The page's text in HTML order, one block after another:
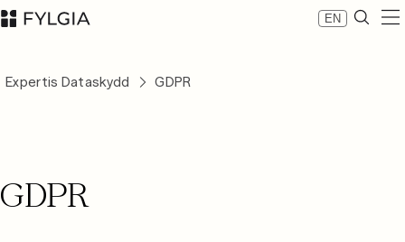
EN
Medarbetare
Hållbarhet
Kontakta oss
Expertis Dataskydd GDPR
GDPR